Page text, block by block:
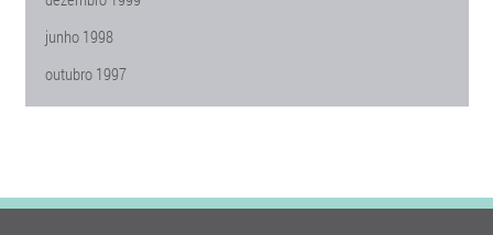
junho 1998
outubro 1997